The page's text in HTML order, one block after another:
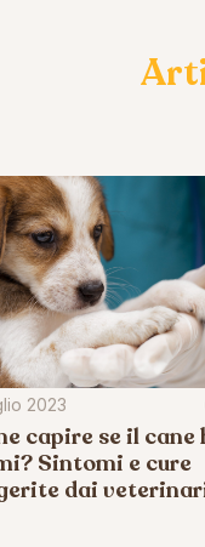
2023
capire se il cane
Sintomi e cure
dai